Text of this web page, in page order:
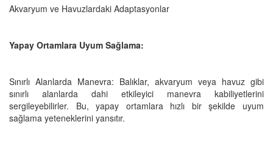
Akvaryum ve Havuzlardaki Adaptasyonlar
Yapay Ortamlara Uyum Sağlama:
Sınırlı Alanlarda Manevra: Balıklar, akvaryum veya havuz gibi
sınırlı alanlarda dahi etkileyici manevra kabiliyetlerini
sergileyebilirler. Bu, yapay ortamlara hızlı bir şekilde uyum
sağlama yeteneklerini yansıtır.